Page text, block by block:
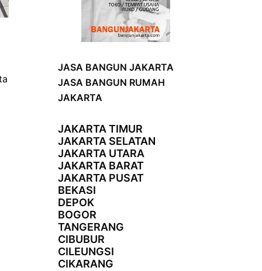
JASA BANGUN JAKARTA
JASA BANGUN RUMAH
JAKARTA
JAKARTA TIMUR
JAKARTA SELATAN
JAKARTA UTARA
JAKARTA BARAT
JAKARTA PUSAT
BEKASI
DEPOK
BOGOR
TANGERANG
CIBUBUR
CILEUNGSI
CIKARANG